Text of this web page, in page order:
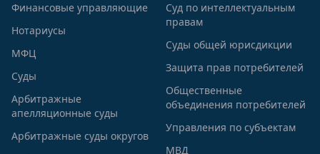
Финансовые управляющие
Нотариусы
МФЦ
Суды
Арбитражные
апелляционные суды
Арбитражные суды округов
Суд по интеллектуальным
правам
Суды общей юрисдикции
Защита прав потребителей
Общественные
объединения потребителей
Управления по субъектам
МВД